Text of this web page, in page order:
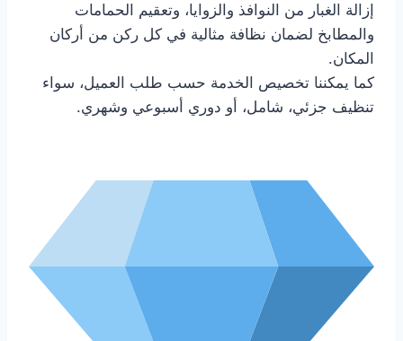
إزالة الغبار من النوافذ والزوايا، وتعقيم الحمامات
والمطابخ لضمان نظافة مثالية في كل ركن من أركان
المكان.
كما يمكننا تخصيص الخدمة حسب طلب العميل، سواء
تنظيف جزئي، شامل، أو دوري أسبوعي وشهري.